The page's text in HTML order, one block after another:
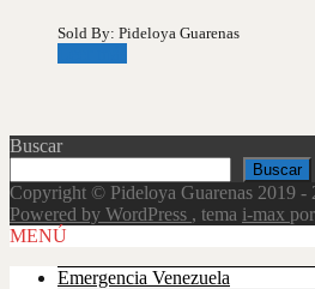
Sold By: Pideloya Guarenas
Buscar
Buscar
Copyright © Pideloya Guarenas 2019 -
Powered by WordPress , tema i-max
Scroll
MENÚ
Emergencia Venezuela